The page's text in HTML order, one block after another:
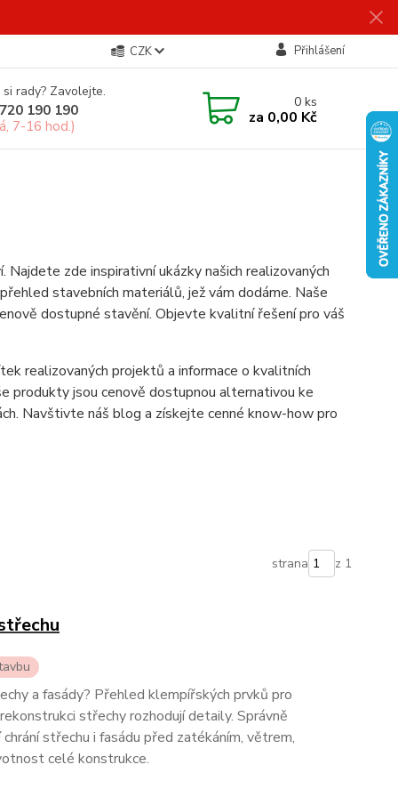
CZK Přihlášení
rady? Zavolejte.
190 190
7-16 hod.)
0ks
za 0,00 Kč
zde inspirativní ukázky našich realizovaných
stavebních materiálů, jež vám dodáme. Naše
dostupné stavění. Objevte kvalitní řešení pro váš
realizovaných projektů a informace o kvalitních
produkty jsou cenově dostupnou alternativou ke
Navštivte náš blog a získejte cenné know-how pro
strana z 1
a fasády? Přehled klempířských prvků pro
střechy rozhodují detaily. Správně
střechu i fasádu před zatékáním, větrem,
celé konstrukce.